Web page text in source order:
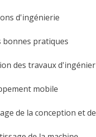
d'ingénierie
bonnes pratiques
des travaux
mobile
de la conception et